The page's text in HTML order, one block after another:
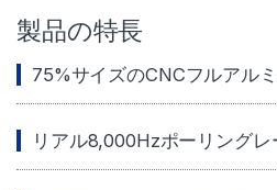
製品の特長
75%サイズのCNCフルアル
リアル8,000Hzポーリング